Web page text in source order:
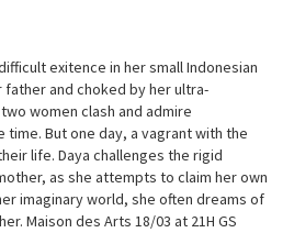
exitence in her small Indonesian
and choked by her ultra-
women clash and admire
But one day, a vagrant with the
life. Daya challenges the rigid
as she attempts to claim her own
imaginary world, she often dreams of
Maison des Arts 18/03 at 21H GS